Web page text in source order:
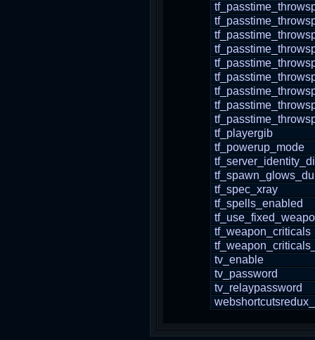
tf_playergib
tf_powerup_mode
tf_spec_xray
tf_spells_enabled
tf_weapon_criticals
tv_enable
tv_password
tv_relaypassword